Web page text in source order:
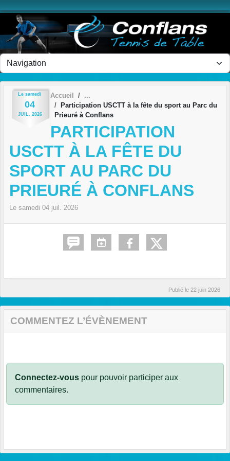
Le samedi
04
JUIL. 2026
Accueil
Participation USCTT à la fête du sport au Parc du
Prieuré à Conflans
PARTICIPATION
USCTT À LA FÊTE DU
SPORT AU PARC DU
PRIEURÉ À CONFLANS
Le samedi 04 juil. 2026
Publié le 22 juin 2026
COMMENTEZ L’ÉVÈNEMENT
Connectez-vous pour pouvoir participer aux
commentaires.